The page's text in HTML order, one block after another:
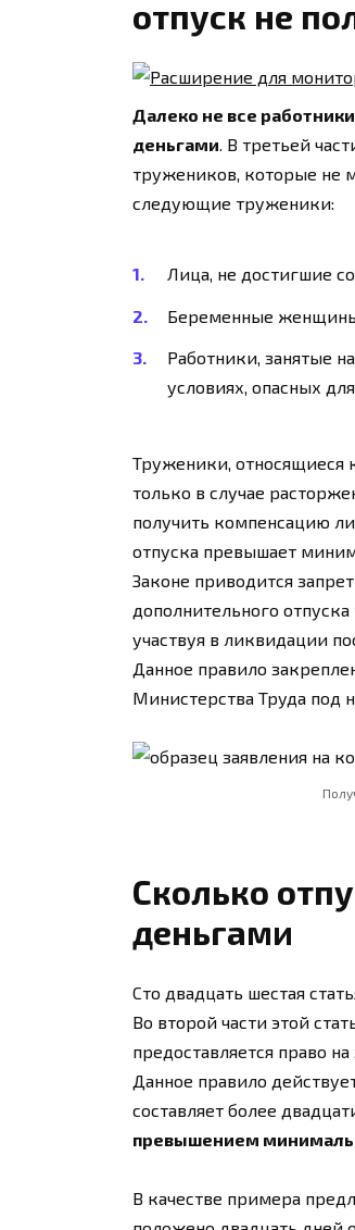
отпуск не
Далеко не все
деньгами. В третьей
тружеников, которые не
следующие труженики:
Лица, не достигшие
Беременные
Работники, занятые
условиях, опасных
Труженики, относящиеся
только в случае
получить компенсацию
отпуска превышает
Законе приводится
дополнительного
участвуя в ликвидации
Данное правило
Министерства Труда под
Сколько
деньгами
Сто двадцать шестая
Во второй части этой
предоставляется право
Данное правило
составляет более
превышением
В качестве примера